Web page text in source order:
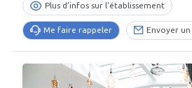
Plus d’infos sur l’établissement
Me faire rappeler Envoyer